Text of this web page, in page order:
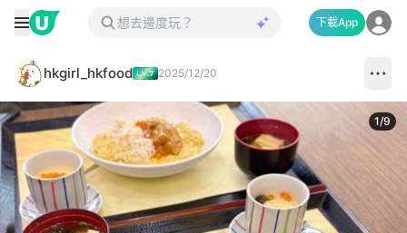
下載App
hkgirl_hkfood 2025/12/20
1/9